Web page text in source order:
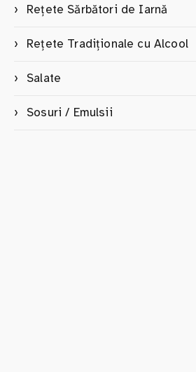
Rețete Sărbători de Iarnă
Rețete Tradiționale cu Alcool
Salate
Sosuri / Emulsii